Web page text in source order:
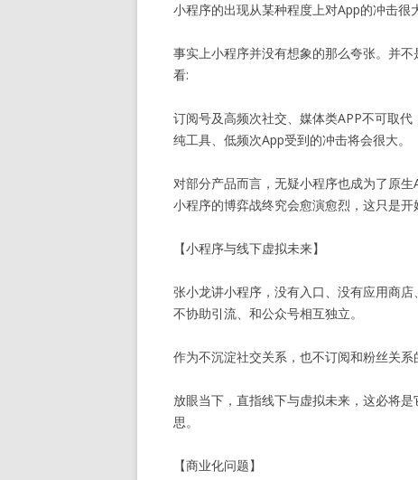
小程序的出现从某种程度上对App的冲击很
事实上小程序并没有想象的那么夸张。并
看:
订阅号及高频次社交、媒体类APP不可取代
纯工具、低频次App受到的冲击将会很大。
对部分产品而言，无疑小程序也成为了原
小程序的博弈战终究会愈演愈烈，这只是开
【小程序与线下虚拟未来】
张小龙讲小程序，没有入口、没有应用商
不协助引流、和公众号相互独立。
作为不沉淀社交关系，也不订阅和粉丝关
放眼当下，直指线下与虚拟未来，这必将
思。
【商业化问题】